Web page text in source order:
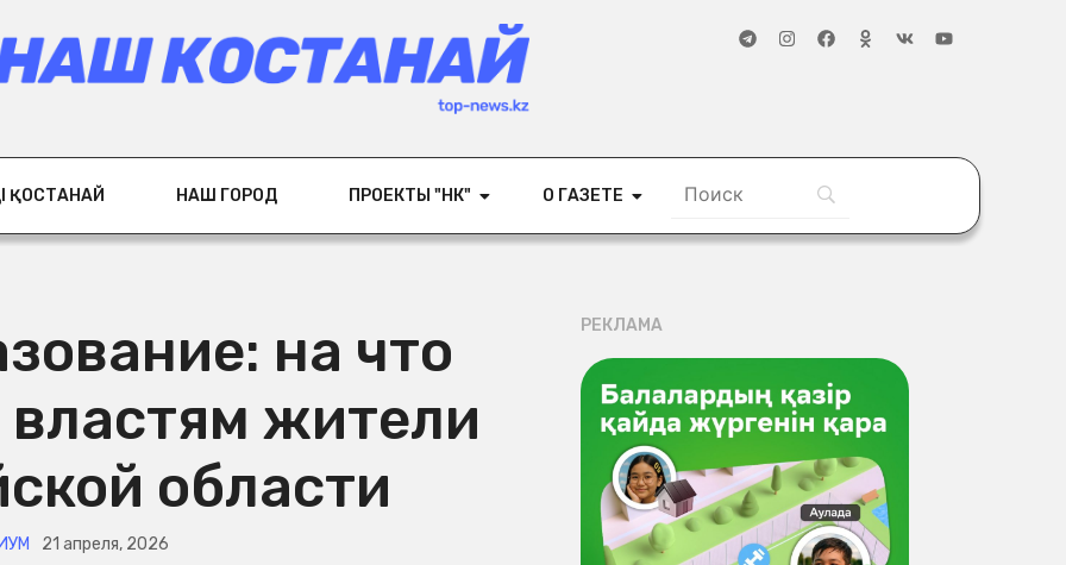
ҚОСТАНАЙ НАШ ГОРОД ПРОЕКТЫ "НК" О ГАЗЕТЕ
на что
жители
области
21 апреля, 2026
РЕКЛАМА